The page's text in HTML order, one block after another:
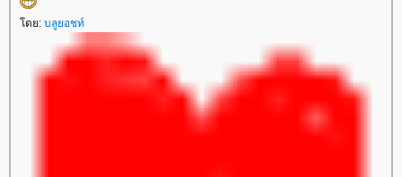
ดย: บลูยอชท์